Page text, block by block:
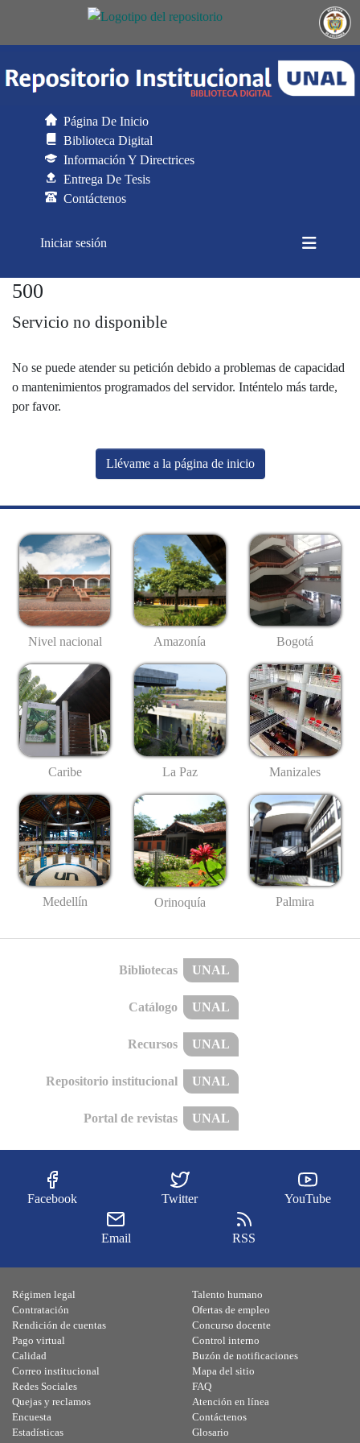
Página De Inicio
Biblioteca Digital
Información Y Directrices
Entrega De Tesis
Contáctenos
Iniciar sesión
Generador de CSV para DSpace
500
Servicio no disponible
No se puede atender su petición debido a problemas de capacidad
o mantenimientos programados del servidor. Inténtelo más tarde,
por favor.
Llévame a la página de inicio
Nivel nacional Amazonía Bogotá
Caribe La Paz Manizales
Medellín Orinoquía Palmira
Bibliotecas UNAL
Catálogo UNAL
Recursos UNAL
Repositorio institucional UNAL
Portal de revistas UNAL
Facebook Twitter YouTube
Email RSS
Régimen legal
Contratación
Rendición de cuentas
Pago virtual
Calidad
Talento humano
Ofertas de empleo
Concurso docente
Control interno
Buzón de notificaciones
Correo institucional
Redes Sociales
Quejas y reclamos
Encuesta
Estadísticas
Mapa del sitio
FAQ
Atención en línea
Contáctenos
Glosario